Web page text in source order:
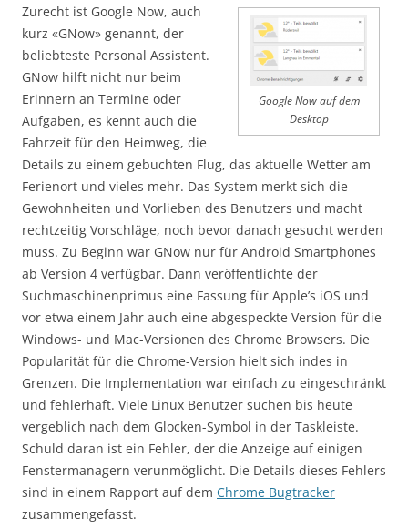
Google Now auf dem
Desktop
Zurecht ist Google Now, auch
kurz «GNow» genannt, der
beliebteste Personal Assistent.
GNow hilft nicht nur beim
Erinnern an Termine oder
Aufgaben, es kennt auch die
Fahrzeit für den Heimweg, die
Details zu einem gebuchten Flug, das aktuelle Wetter am
Ferienort und vieles mehr. Das System merkt sich die
Gewohnheiten und Vorlieben des Benutzers und macht
rechtzeitig Vorschläge, noch bevor danach gesucht werden
muss. Zu Beginn war GNow nur für Android Smartphones
ab Version 4 verfügbar. Dann veröffentlichte der
Suchmaschinenprimus eine Fassung für Apple’s iOS und
vor etwa einem Jahr auch eine abgespeckte Version für die
Windows- und Mac-Versionen des Chrome Browsers. Die
Popularität für die Chrome-Version hielt sich indes in
Grenzen. Die Implementation war einfach zu eingeschränkt
und fehlerhaft. Viele Linux Benutzer suchen bis heute
vergeblich nach dem Glocken-Symbol in der Taskleiste.
Schuld daran ist ein Fehler, der die Anzeige auf einigen
Fenstermanagern verunmöglicht. Die Details dieses Fehlers
sind in einem Rapport auf dem Chrome Bugtracker
zusammengefasst.